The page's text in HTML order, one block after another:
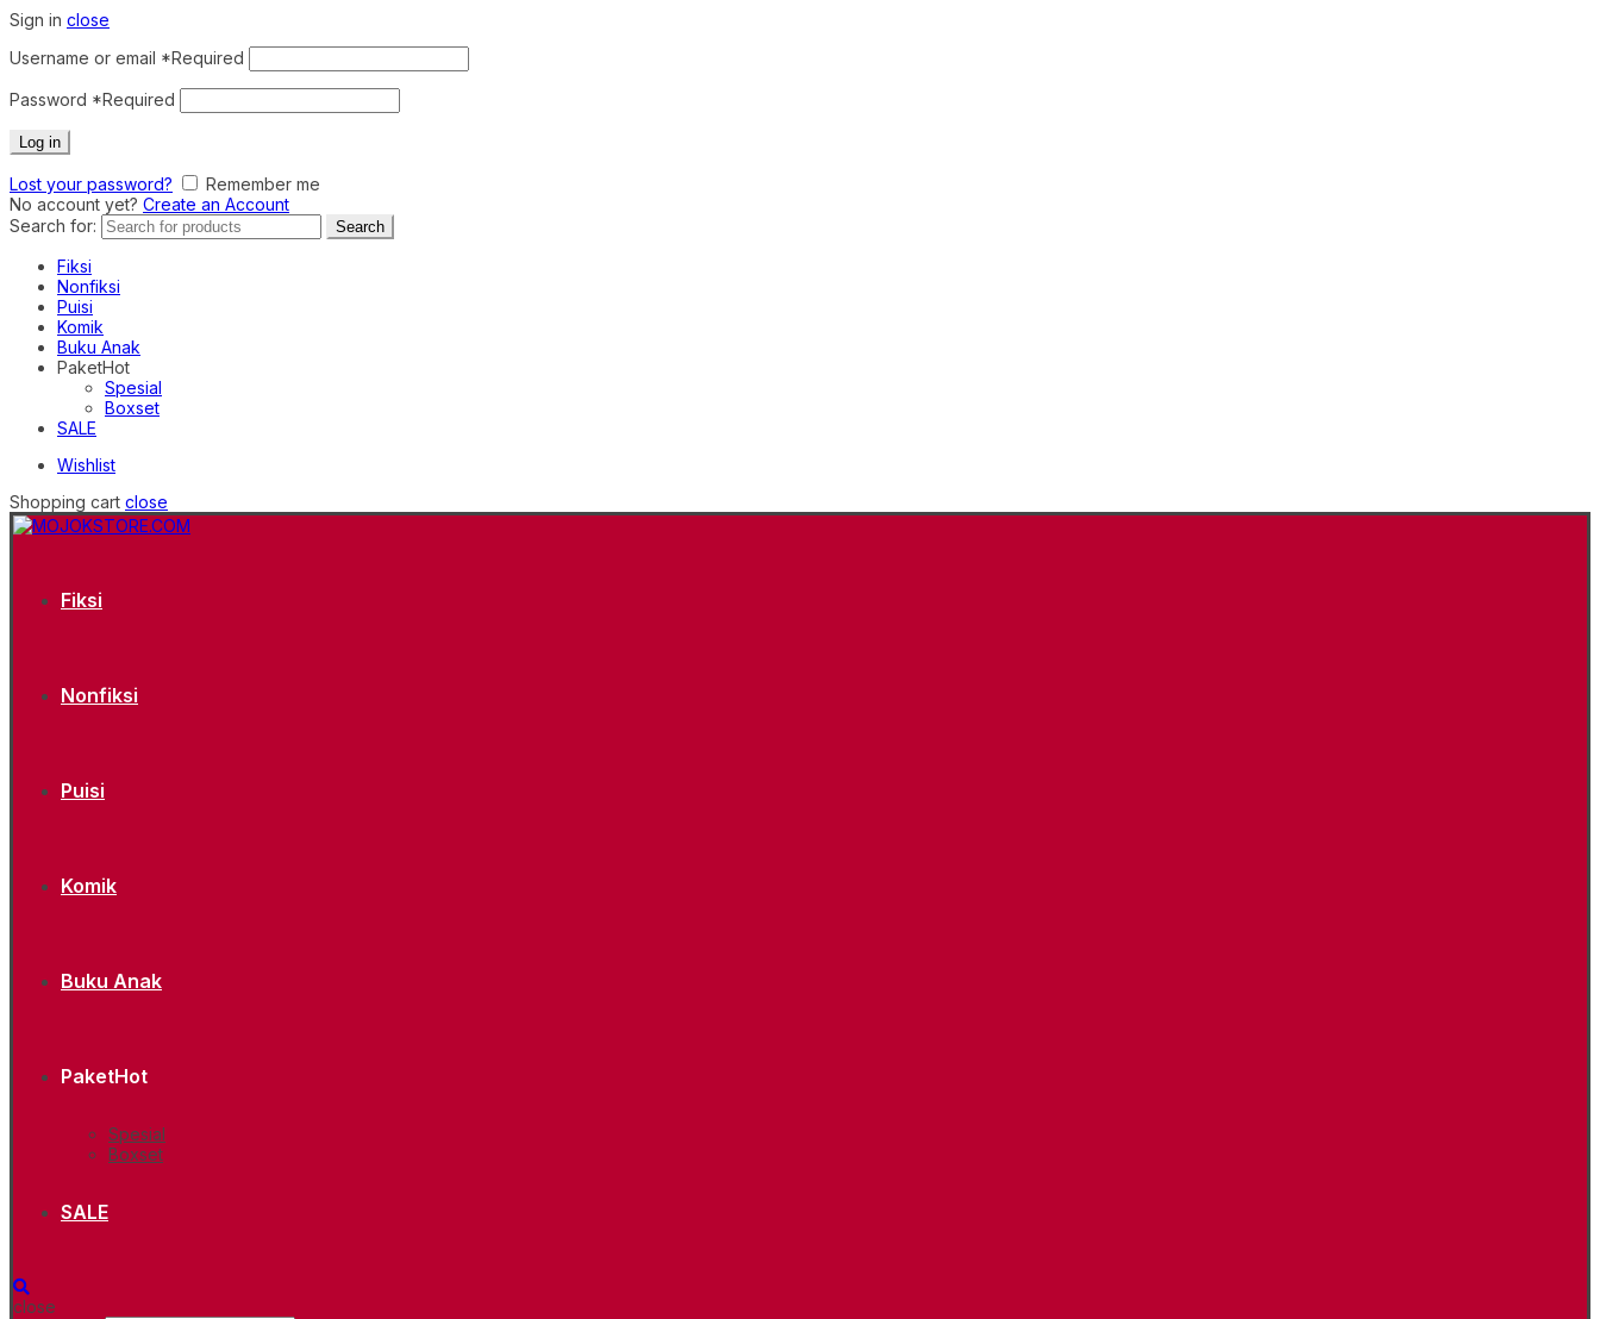
Sign in close
Username or email *Required
Password *Required
Log in
Lost your password?
Remember me
No account yet? Create an Account
Search for:
Search
Fiksi
Nonfiksi
Puisi
Komik
Buku Anak
PaketHot
Spesial
Boxset
SALE
Wishlist
Shopping cart close
Fiksi
Nonfiksi
Puisi
Komik
Buku Anak
PaketHot
Spesial
Boxset
SALE
close